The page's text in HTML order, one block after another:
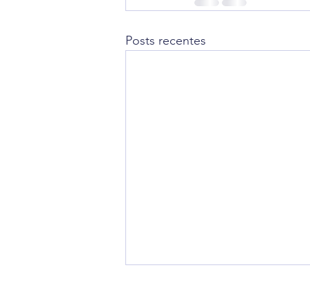
Posts recentes